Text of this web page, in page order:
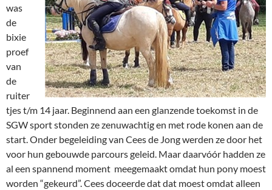
was
de
bixie
proef
van
de
ruiter
tjes t/m 14 jaar. Beginnend aan een glanzende toekomst in de
SGW sport stonden ze zenuwachtig en met rode konen aan de
start. Onder begeleiding van Cees de Jong werden ze door het
voor hun gebouwde parcours geleid. Maar daarvóór hadden ze
al een spannend moment meegemaakt omdat hun pony moest
worden “gekeurd”. Cees doceerde dat dat moest omdat alleen